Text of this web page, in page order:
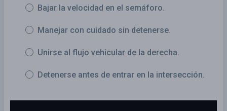
Bajar la velocidad en el semáforo.
Manejar con cuidado sin detenerse.
Unirse al flujo vehicular de la derecha.
Detenerse antes de entrar en la intersección.